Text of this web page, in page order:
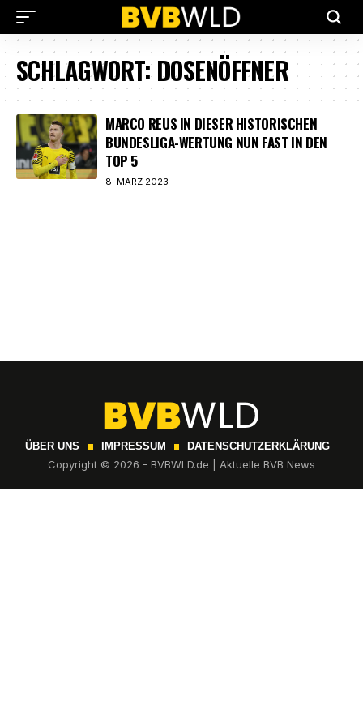
SCHLAGWORT:DOSENÖFFNER
MARCO REUS IN DIESER HISTORISCHEN
BUNDESLIGA-WERTUNG NUN FAST IN DEN
TOP 5
8. MÄRZ 2023
ÜBER UNS IMPRESSUM DATENSCHUTZERKLÄRUNG
Copyright © 2026 - BVBWLD.de | Aktuelle BVB News